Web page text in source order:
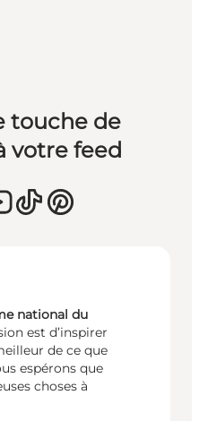
touche de
votre feed
national du
est d’inspirer
de ce que
espérons que
choses à